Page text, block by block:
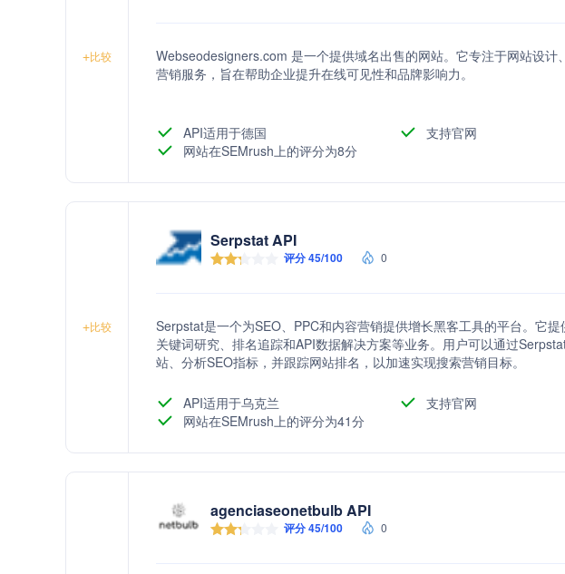
+比较
Webseodesigners.com 是一个提供域名出售的网站。它专注于网站设计
营销服务，旨在帮助企业提升在线可见性和品牌影响力。
API适用于德国
支持官网
网站在SEMrush上的评分为8分
+比较
Serpstat API
评分 45/100 0
Serpstat是一个为SEO、PPC和内容营销提供增长黑客工具的平台。它提
关键词研究、排名追踪和API数据解决方案等业务。用户可以通过
站、分析SEO指标，并跟踪网站排名，以加速实现搜索营销目标。
API适用于乌克兰
支持官网
网站在SEMrush上的评分为41分
agenciaseonetbulb API
评分 45/100 0